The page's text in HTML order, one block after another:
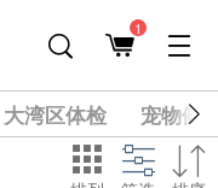
1
大湾区体检
宠物健